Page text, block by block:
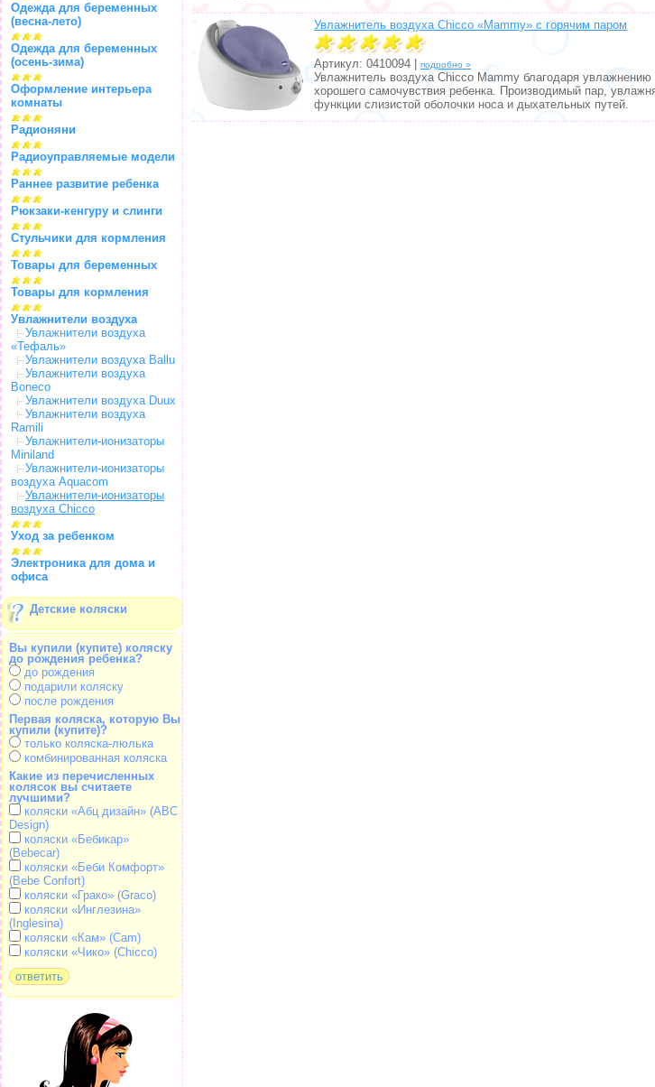
Одежда для беременных
(весна-лето)
Одежда для беременных
(осень-зима)
Оформление интерьера
комнаты
Радионяни
Радиоуправляемые модели
Раннее развитие ребенка
Рюкзаки-кенгуру и слинги
Стульчики для кормления
Товары для беременных
Товары для кормления
Увлажнители воздуха
Увлажнители воздуха
«Тефаль»
Увлажнители воздуха Ballu
Увлажнители воздуха
Boneco
Увлажнители воздуха Duux
Увлажнители воздуха
Ramili
Увлажнители-ионизаторы
Miniland
Увлажнители-ионизаторы
воздуха Aquacom
Увлажнители-ионизаторы
воздуха Chicco
Уход за ребенком
Электроника для дома и
офиса
Детские коляски
Вы купили (купите) коляску
до рождения ребенка?
до рождения
подарили коляску
после рождения
Первая коляска, которую Вы
купили (купите)?
только коляска-люлька
комбинированная коляска
Какие из перечисленных
колясок вы считаете
лучшими?
коляски «Абц дизайн» (ABC
Design)
коляски «Бебикар»
(Bebecar)
коляски «Беби Комфорт»
(Bebe Confort)
коляски «Грако» (Graco)
коляски «Инглезина»
(Inglesina)
коляски «Кам» (Cam)
коляски «Чико» (Chicco)
Увлажнитель воздуха Chicco «Mammy» c горячим паром
Артикул: 0410094 | подробно »
Увлажнитель воздуха Chicco Mammy благодаря
хорошего самочувствия ребенка. Производимый пар,
функции слизистой оболочки носа и дыхательных путей.